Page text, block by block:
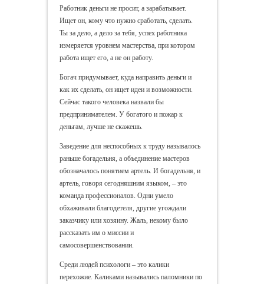
Работник деньги не просит, а зарабатывает.
Ищет он, кому что нужно сработать, сделать.
Ты за дело, а дело за тебя, успех работника
измеряется уровнем мастерства, при котором
работа ищет его, а не он работу.
Богач придумывает, куда направить деньги и
как их сделать, он ищет идеи и возможности.
Сейчас такого человека назвали бы
предпринимателем. У богатого и пожар к
деньгам, лучше не скажешь.
Заведение для неспособных к труду называлось
раньше богадельня, а объединение мастеров
обозначалось понятием артель. И богадельня, и
артель, говоря сегодняшним языком, – это
команда профессионалов. Одни умело
обхаживали благодетеля, другие угождали
заказчику или хозяину. Жаль, некому было
рассказать им о миссии и
самосовершенствовании.
Среди людей психологи – это калики
перехожие. Каликами назывались паломники по